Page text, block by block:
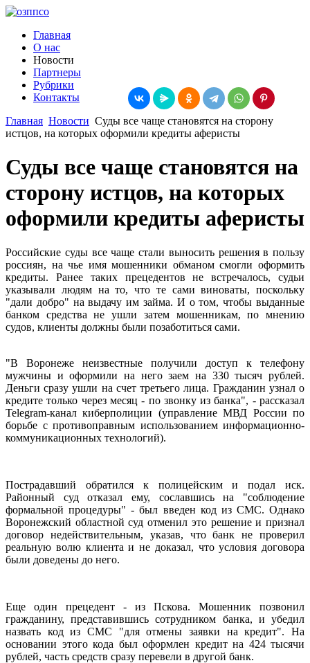
Главная
О нас
Новости
Партнеры
Рубрики
Контакты
Главная Новости Суды все чаще становятся на сторону
истцов, на которых оформили кредиты аферисты
Суды все чаще становятся на
сторону истцов, на которых
оформили кредиты аферисты
Российские суды все чаще стали выносить решения в пользу
россиян, на чье имя мошенники обманом смогли оформить
кредиты. Ранее таких прецедентов не встречалось, судьи
указывали людям на то, что те сами виноваты, поскольку
"дали добро" на выдачу им займа. И о том, чтобы выданные
банком средства не ушли затем мошенникам, по мнению
судов, клиенты должны были позаботиться сами.
"В Воронеже неизвестные получили доступ к телефону
мужчины и оформили на него заем на 330 тысяч рублей.
Деньги сразу ушли на счет третьего лица. Гражданин узнал о
кредите только через месяц - по звонку из банка", - рассказал
Telegram-канал киберполиции (управление МВД России по
борьбе с противоправным использованием информационно-
коммуникационных технологий).
Пострадавший обратился к полицейским и подал иск.
Районный суд отказал ему, сославшись на "соблюдение
формальной процедуры" - был введен код из СМС. Однако
Воронежский областной суд отменил это решение и признал
договор недействительным, указав, что банк не проверил
реальную волю клиента и не доказал, что условия договора
были доведены до него.
Еще один прецедент - из Пскова. Мошенник позвонил
гражданину, представившись сотрудником банка, и убедил
назвать код из СМС "для отмены заявки на кредит". На
основании этого кода был оформлен кредит на 424 тысячи
рублей, часть средств сразу перевели в другой банк.